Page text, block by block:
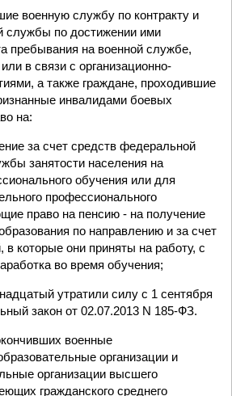
военную службу по контракту и
службы по достижении ими
пребывания на военной службе,
в связи с организационно-
а также граждане, проходившие
инвалидами боевых
на:
за счет средств федеральной
занятости населения на
обучения или для
профессионального
право на пенсию - на получение
по направлению и за счет
в которые они приняты на работу, с
во время обучения;
утратили силу с 1 сентября
закон от 02.07.2013 N 185-ФЗ.
военные
организации и
организации высшего
гражданского среднего